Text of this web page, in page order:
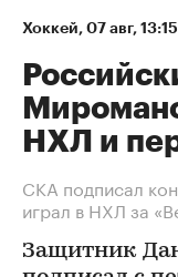
Хоккей 07 авг, 13:15
НХЛ и
СКА подписал
играл в НХЛ за
Защитник